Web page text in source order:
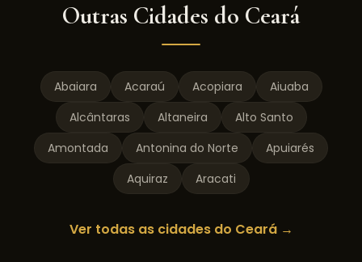
Outras Cidades do Ceará
Abaiara Acaraú Acopiara
Aiuaba
Alcântaras
Altaneira
Alto Santo
Amontada
Antonina do Norte
Apuiarés
Aquiraz
Aracati
Ver todas as cidades do Ceará→